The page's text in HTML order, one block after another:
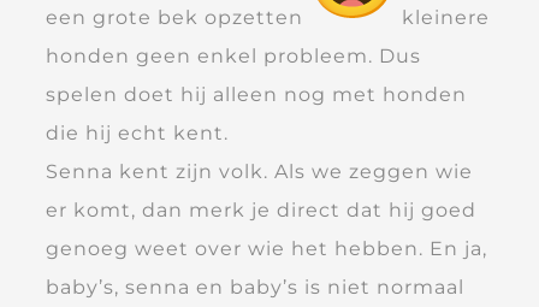
een grote bek opzetten
kleinere
honden geen enkel probleem. Dus
spelen doet hij alleen nog met honden
die hij echt kent.
Senna kent zijn volk. Als we zeggen wie
er komt, dan merk je direct dat hij goed
genoeg weet over wie het hebben. En ja,
baby’s, senna en baby’s is niet normaal